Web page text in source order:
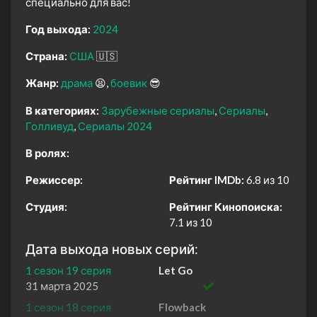
Год выхода: 2024
Страна: США🇺🇸
Жанр: драма 😫 боевик 😎
В категориях: Зарубежные сериалы Сериалы
Голливуд Сериалы 2024
В ролях:
Режиссер:
Студия:
Рейтинг IMDb: 6.8 из 10
Рейтинг Кинопоиска:
7.1 из 10
Дата выхода новых серий:
1 сезон 19 серия
Let Go
31 марта 2025
1 сезон 18 серия
Flowback